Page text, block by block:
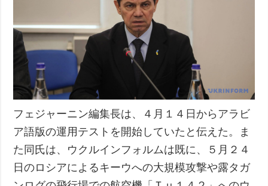
フェジャーニン編集長は、４月１４日からアラビ
ア語版の運用テストを開始していたと伝えた。ま
た同氏は、ウクルインフォルムは既に、５月２４
日のロシアによるキーウへの大規模攻撃や露タガ